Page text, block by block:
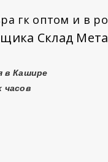
гк оптом и в
Склад
в Кашире
часов